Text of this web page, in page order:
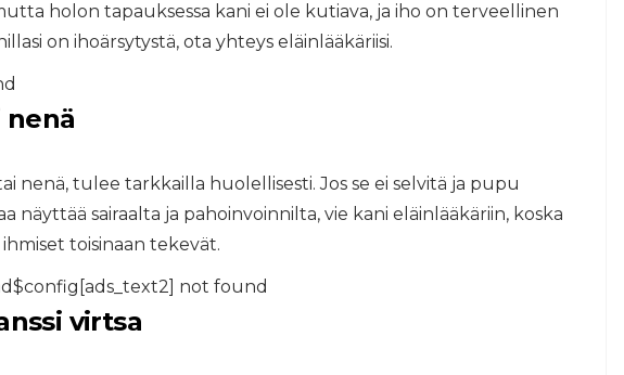
holon tapauksessa kani ei ole kutiava, ja iho on terveellinen
on ihoärsytystä, ota yhteys eläinlääkäriisi.
nenä, tulee tarkkailla huolellisesti. Jos se ei selvitä ja pupu
näyttää sairaalta ja pahoinvoinnilta, vie kani eläinlääkäriin, koska
toisinaan tekevät.
not found
virtsa